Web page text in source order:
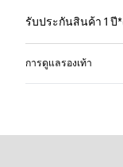
รับประกันสินค้า 1 ปี*
การดูแลรองเท้า